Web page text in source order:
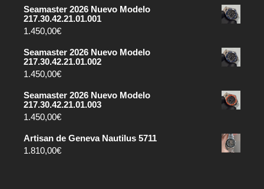
Seamaster 2026 Nuevo Modelo
217.30.42.21.01.001
1.450,00€
Seamaster 2026 Nuevo Modelo
217.30.42.21.01.002
1.450,00€
Seamaster 2026 Nuevo Modelo
217.30.42.21.01.003
1.450,00€
Artisan de Geneva Nautilus 5711
1.810,00€